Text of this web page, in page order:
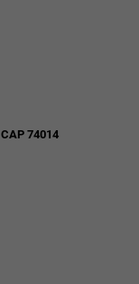
CAP 74014